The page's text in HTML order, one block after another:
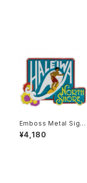
Emboss Metal Sign
HALEIWA
¥4,180